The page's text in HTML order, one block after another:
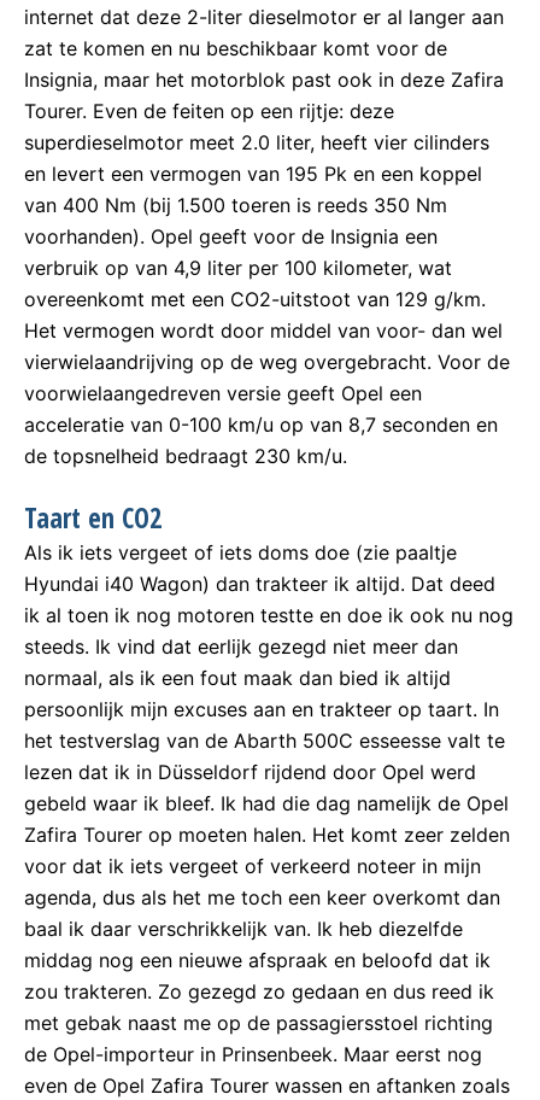
internet dat deze 2-liter dieselmotor er al langer aan
zat te komen en nu beschikbaar komt voor de
Insignia, maar het motorblok past ook in deze Zafira
Tourer. Even de feiten op een rijtje: deze
superdieselmotor meet 2.0 liter, heeft vier cilinders
en levert een vermogen van 195 Pk en een koppel
van 400 Nm (bij 1.500 toeren is reeds 350 Nm
voorhanden). Opel geeft voor de Insignia een
verbruik op van 4,9 liter per 100 kilometer, wat
overeenkomt met een CO2-uitstoot van 129 g/km.
Het vermogen wordt door middel van voor- dan wel
vierwielaandrijving op de weg overgebracht. Voor de
voorwielaangedreven versie geeft Opel een
acceleratie van 0-100 km/u op van 8,7 seconden en
de topsnelheid bedraagt 230 km/u.
Taart en CO2
Als ik iets vergeet of iets doms doe (zie paaltje
Hyundai i40 Wagon) dan trakteer ik altijd. Dat deed
ik al toen ik nog motoren testte en doe ik ook nu nog
steeds. Ik vind dat eerlijk gezegd niet meer dan
normaal, als ik een fout maak dan bied ik altijd
persoonlijk mijn excuses aan en trakteer op taart. In
het testverslag van de Abarth 500C esseesse valt te
lezen dat ik in Düsseldorf rijdend door Opel werd
gebeld waar ik bleef. Ik had die dag namelijk de Opel
Zafira Tourer op moeten halen. Het komt zeer zelden
voor dat ik iets vergeet of verkeerd noteer in mijn
agenda, dus als het me toch een keer overkomt dan
baal ik daar verschrikkelijk van. Ik heb diezelfde
middag nog een nieuwe afspraak en beloofd dat ik
zou trakteren. Zo gezegd zo gedaan en dus reed ik
met gebak naast me op de passagiersstoel richting
de Opel-importeur in Prinsenbeek. Maar eerst nog
even de Opel Zafira Tourer wassen en aftanken zoals